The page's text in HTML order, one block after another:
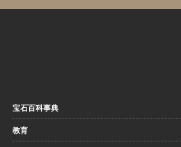
宝石百科事典
教育